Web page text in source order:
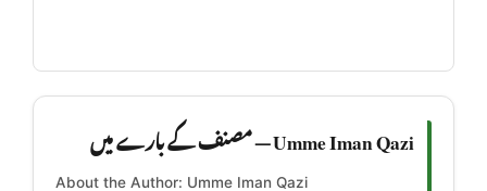
Umme Iman Qazi — مصنف کے بارے میں
About the Author: Umme Iman Qazi